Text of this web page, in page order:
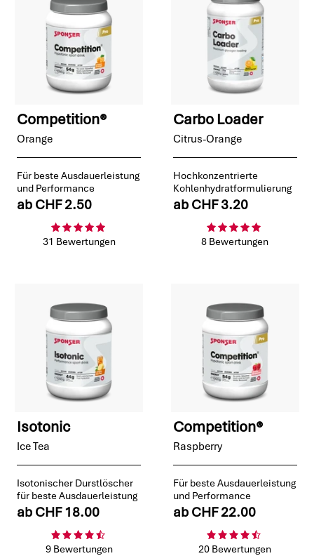
Competition®
Orange
Für beste Ausdauerleistung
und Performance
ab CHF 2.50
31 Bewertungen
Carbo Loader
Citrus-Orange
Hochkonzentrierte
Kohlenhydratformulierung
ab CHF 3.20
8 Bewertungen
Isotonic
Ice Tea
Isotonischer Durstlöscher
für beste Ausdauerleistung
ab CHF 18.00
9 Bewertungen
Competition®
Raspberry
Für beste Ausdauerleistung
und Performance
ab CHF 22.00
20 Bewertungen